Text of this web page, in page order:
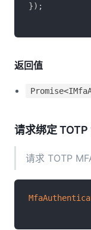
}) ;
返回值
请求绑定 TOTP
请求 TOTP